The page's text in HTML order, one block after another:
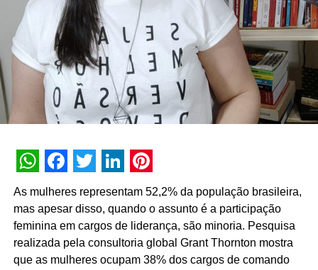
WhatsApp
Facebook
Twitter
LinkedIn
Pinterest
As mulheres representam 52,2% da população brasileira,
mas apesar disso, quando o assunto é a participação
feminina em cargos de liderança, são minoria. Pesquisa
realizada pela consultoria global Grant Thornton mostra
que as mulheres ocupam 38% dos cargos de comando